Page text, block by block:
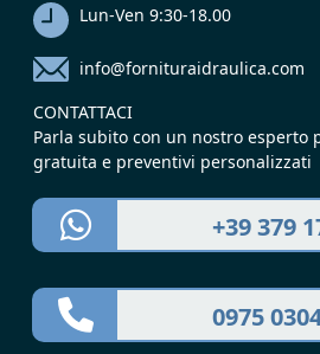
Lun-Ven 9:30-18.00
info@fornituraidraulica.com
CONTATTACI
Parla subito con un nostro esperto
gratuita e preventivi personalizzati
+39 379
0975